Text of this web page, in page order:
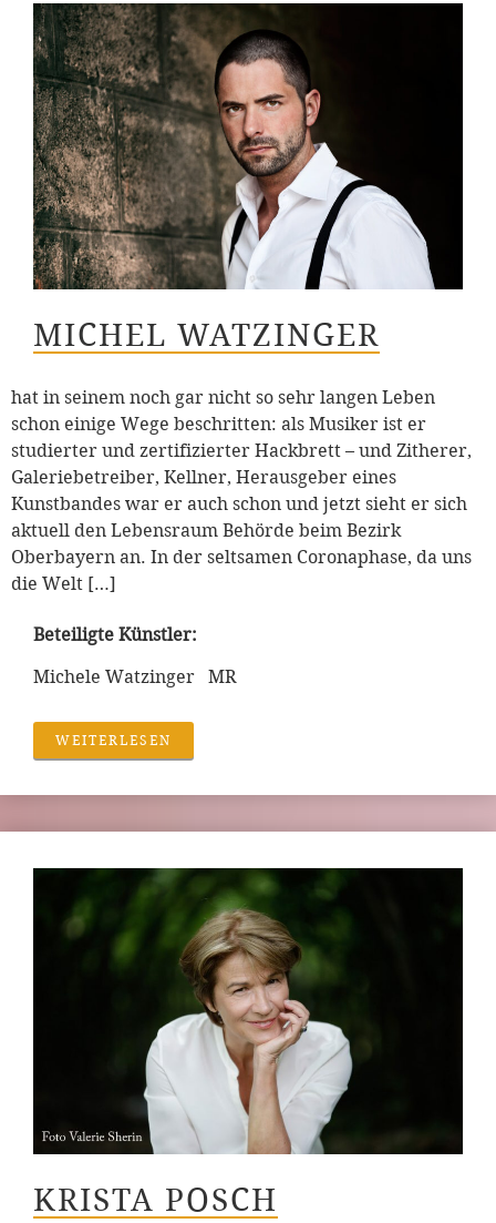
MICHEL WATZINGER
hat in seinem noch gar nicht so sehr langen Leben
schon einige Wege beschritten: als Musiker ist er
studierter und zertifizierter Hackbrett – und Zitherer,
Galeriebetreiber, Kellner, Herausgeber eines
Kunstbandes war er auch schon und jetzt sieht er sich
aktuell den Lebensraum Behörde beim Bezirk
Oberbayern an. In der seltsamen Coronaphase, da uns
die Welt […]
Beteiligte Künstler:
Michele Watzinger MR
WEITERLESEN
KRISTA POSCH